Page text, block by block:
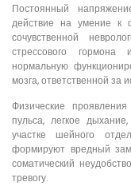
Постоянный
действие на умение к
сочувственной
стрессового гормона
нормальную
мозга, ответственной за
Физические
пульса, легкое
участке шейного
формируют вредный
соматический
тревогу.